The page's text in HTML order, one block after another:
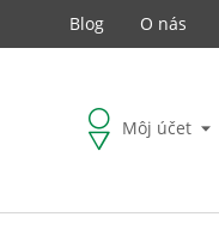
Blog O nás
Môj účet